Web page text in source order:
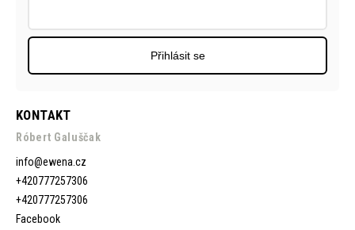
KONTAKT
Róbert Galuščak
info@ewena.cz
+420777257306
+420777257306
Facebook
Přihlásit se